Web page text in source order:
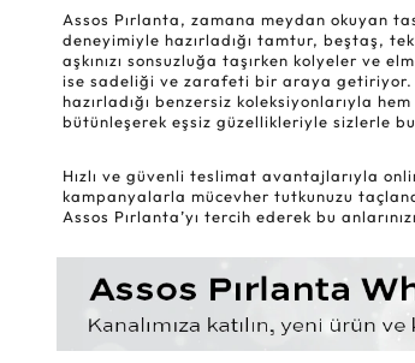
Assos Pırlanta, zamana meydan okuyan
deneyimiyle hazırladığı tamtur, beştaş,
aşkınızı sonsuzluğa taşırken kolyeler ve
ise sadeliği ve zarafeti bir araya getiriyor.
hazırladığı benzersiz koleksiyonlarıyla
bütünleşerek eşsiz güzellikleriyle sizlerle
Hızlı ve güvenli teslimat avantajlarıyla
kampanyalarla mücevher tutkunuzu
Assos Pırlanta’yı tercih ederek bu